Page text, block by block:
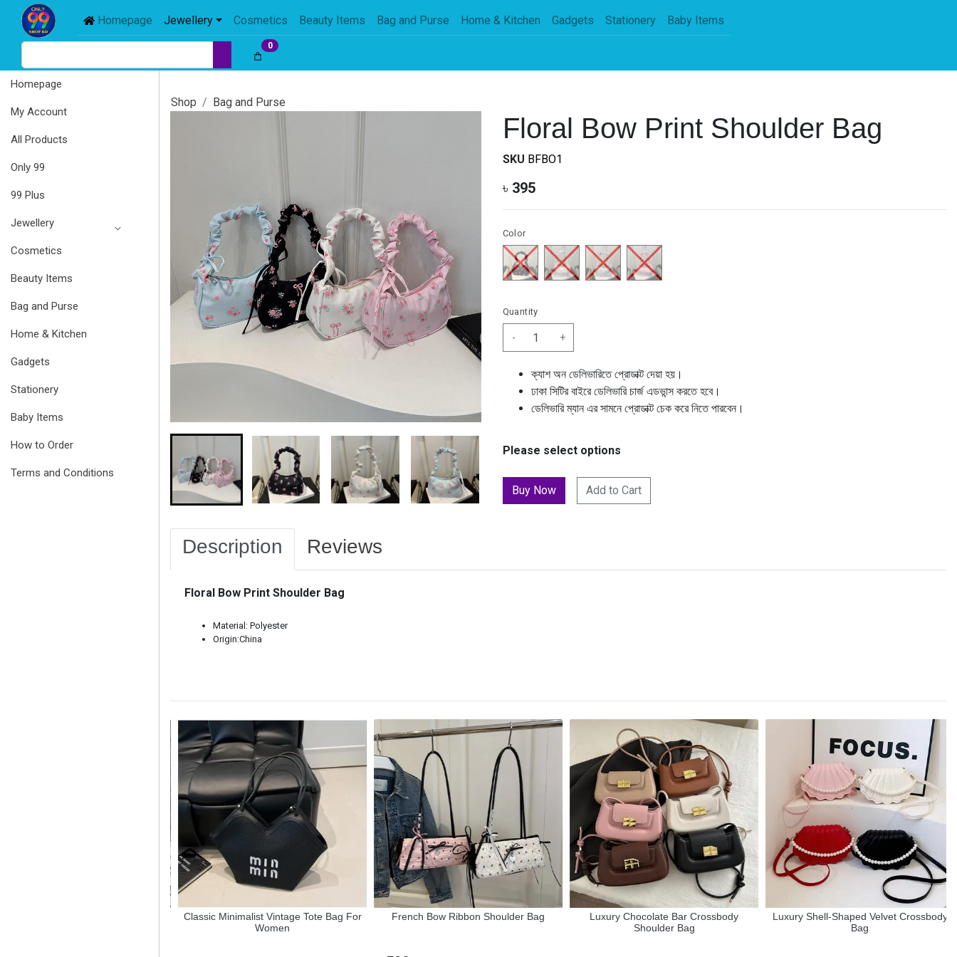
Homepage Jewellery Cosmetics Beauty Items Bag and Purse Home & Kitchen Gadgets Stationery Baby Items
0
Homepage
My Account
All Products
Only 99
99 Plus
Jewellery
Cosmetics
Beauty Items
Bag and Purse
Home & Kitchen
Gadgets
Stationery
Baby Items
How to Order
Terms and Conditions
Shop Bag and Purse
Floral Bow Print Shoulder Bag
SKU BFBO1
৳ 395
Color
Quantity
- +
ক্যাশ অন ডেলিভারিতে প্রোডাক্ট দেয়া হয়।
ঢাকা সিটির বাইরে ডেলিভারি চার্জ এডভান্স করতে হবে।
ডেলিভারি ম্যান এর সামনে প্রোডাক্ট চেক করে নিতে পারবেন।
Please select options
Add to Cart
Description Reviews
Floral Bow Print Shoulder Bag
Material: Polyester
Origin:China
Classic Minimalist Vintage Tote Bag For
Women
French Bow Ribbon Shoulder Bag
Luxury Chocolate Bar Crossbody
Shoulder Bag
Luxury Shell-Shaped Velvet Crossbody
Bag